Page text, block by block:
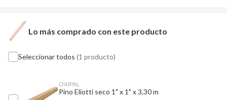
Lo más comprado con este producto
Seleccionar todos (1 producto)
OXIPAL
Pino Eliotti seco 1" x 1" x 3,30 m